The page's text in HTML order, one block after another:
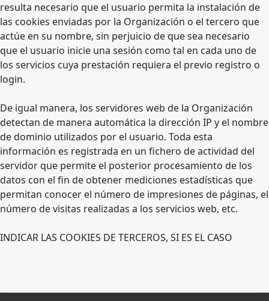
resulta necesario que el usuario permita la instalación de
las cookies enviadas por la Organización o el tercero que
actúe en su nombre, sin perjuicio de que sea necesario
que el usuario inicie una sesión como tal en cada uno de
los servicios cuya prestación requiera el previo registro o
login.
De igual manera, los servidores web de la Organización
detectan de manera automática la dirección IP y el nombre
de dominio utilizados por el usuario. Toda esta
información es registrada en un fichero de actividad del
servidor que permite el posterior procesamiento de los
datos con el fin de obtener mediciones estadísticas que
permitan conocer el número de impresiones de páginas, el
número de visitas realizadas a los servicios web, etc.
INDICAR LAS COOKIES DE TERCEROS, SI ES EL CASO